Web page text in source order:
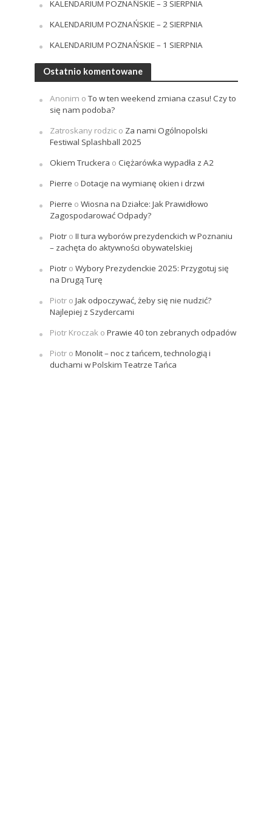
KALENDARIUM POZNAŃSKIE – 3 SIERPNIA
KALENDARIUM POZNAŃSKIE – 2 SIERPNIA
KALENDARIUM POZNAŃSKIE – 1 SIERPNIA
Ostatnio komentowane
Anonim oTo w ten weekend zmiana czasu! Czy to
się nam podoba?
Zatroskany rodzico Za nami Ogólnopolski
Festiwal Splashball 2025
Okiem Truckera o Ciężarówka wypadła z A2
Pierre o Dotacje na wymianę okien i drzwi
Pierre o Wiosna na Działce: Jak Prawidłowo
Zagospodarować Odpady?
Piotro II tura wyborów prezydenckich w Poznaniu
– zachęta do aktywności obywatelskiej
Piotro Wybory Prezydenckie 2025: Przygotuj się
na Drugą Turę
Piotro Jak odpoczywać, żeby się nie nudzić?
Najlepiej z Szydercami
Piotr Kroczako Prawie 40 ton zebranych odpadów
Piotro Monolit – noc z tańcem, technologią i
duchami w Polskim Teatrze Tańca